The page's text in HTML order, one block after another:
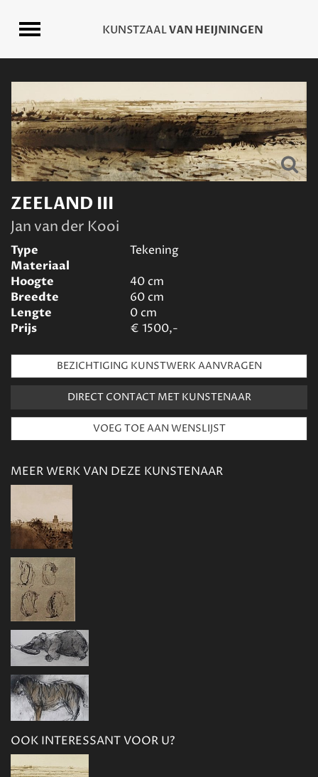
ZEELAND III
Jan van der Kooi
Type
Tekening
Materiaal
Hoogte
40cm
Breedte
60cm
Lengte
0cm
Prijs
€ 1500,-
BEZICHTIGING KUNSTWERK AANVRAGEN
DIRECT CONTACT MET KUNSTENAAR
MEER WERK VAN DEZE KUNSTENAAR
OOK INTERESSANT VOOR U?